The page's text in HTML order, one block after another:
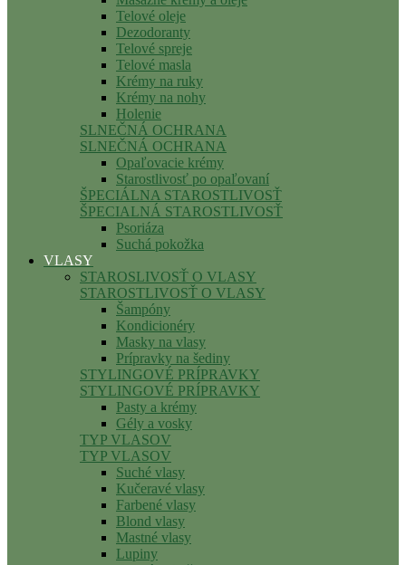
Telové oleje
Dezodoranty
Telové spreje
Telové masla
Krémy na ruky
Krémy na nohy
Holenie
SLNEČNÁ OCHRANA
SLNEČNÁ OCHRANA
Opaľovacie krémy
Starostlivosť po opaľovaní
ŠPECIÁLNA STAROSTLIVOSŤ
ŠPECIALNÁ STAROSTLIVOSŤ
Psoriáza
Suchá pokožka
VLASY
STAROSLIVOSŤ O VLASY
STAROSTLIVOSŤ O VLASY
Šampóny
Kondicionéry
Masky na vlasy
Prípravky na šediny
STYLINGOVÉ PRÍPRAVKY
STYLINGOVÉ PRÍPRAVKY
Pasty a krémy
Gély a vosky
TYP VLASOV
TYP VLASOV
Suché vlasy
Kučeravé vlasy
Farbené vlasy
Blond vlasy
Mastné vlasy
Lupiny